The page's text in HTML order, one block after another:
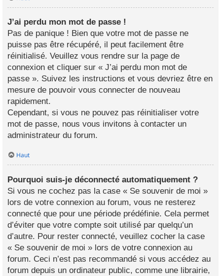
J’ai perdu mon mot de passe !
Pas de panique ! Bien que votre mot de passe ne
puisse pas être récupéré, il peut facilement être
réinitialisé. Veuillez vous rendre sur la page de
connexion et cliquer sur « J’ai perdu mon mot de
passe ». Suivez les instructions et vous devriez être en
mesure de pouvoir vous connecter de nouveau
rapidement.
Cependant, si vous ne pouvez pas réinitialiser votre
mot de passe, nous vous invitons à contacter un
administrateur du forum.
Haut
Pourquoi suis-je déconnecté automatiquement ?
Si vous ne cochez pas la case « Se souvenir de moi »
lors de votre connexion au forum, vous ne resterez
connecté que pour une période prédéfinie. Cela permet
d’éviter que votre compte soit utilisé par quelqu’un
d’autre. Pour rester connecté, veuillez cocher la case
« Se souvenir de moi » lors de votre connexion au
forum. Ceci n’est pas recommandé si vous accédez au
forum depuis un ordinateur public, comme une librairie,